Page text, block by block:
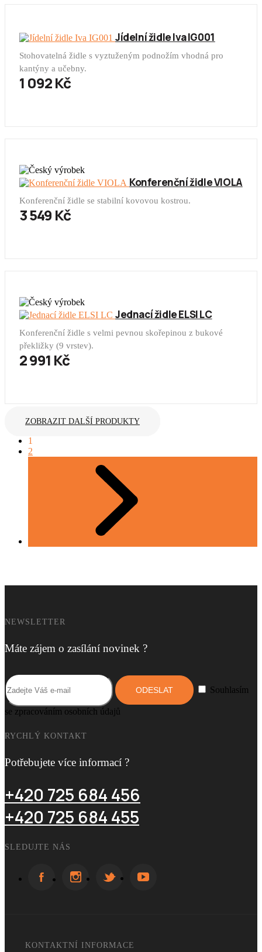
Jídelní židle Iva IG001
Stohovatelná židle s vyztuženým podnožím vhodná pro
kantýny a učebny.
1 092 Kč
Konferenční židle VIOLA
Konferenční židle se stabilní kovovou kostrou.
3 549 Kč
Jednací židle ELSI LC
Konferenční židle s velmi pevnou skořepinou z bukové
překližky (9 vrstev).
2 991 Kč
ZOBRAZIT DALŠÍ PRODUKTY
1
2
NEWSLETTER
Máte zájem o zasílání novinek ?
Souhlasím
se zpracováním osobních údajů
RYCHLÝ KONTAKT
Potřebujete více informací ?
+420 725 684 456
+420 725 684 455
SLEDUJTE NÁS
KONTAKTNÍ INFORMACE